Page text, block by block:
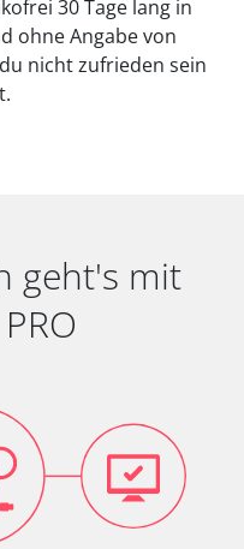
30 Tage lang in
ohne Angabe von
nicht zufrieden sein
geht's mit